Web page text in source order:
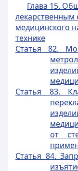
Глава 15.
лекарственным
медицинского
технике
Статья 82.
Статья 83.
от
Статья 84.